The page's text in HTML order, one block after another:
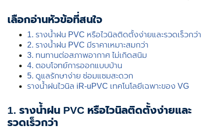
เลือกอ่านหัวข้อที่สนใจ
1. รางน้ำฝน PVC หรือไวนิลติดตั้งง่ายและรวดเร็วกว่า
2. รางน้ำฝน PVC มีราคาเหมาะสมกว่า
3. ทนทานต่อสภาพอากาศ ไม่เกิดสนิม
4. ตอบโจทย์การออกแบบบ้าน
5. ดูแลรักษาง่าย ซ่อมแซมสะดวก
รางน้ำฝนไวนิล iR-uPVC เทคโนโลยีเฉพาะของ VG
1. รางน้ำฝน PVC หรือไวนิลติดตั้งง่ายและ
รวดเร็วกว่า